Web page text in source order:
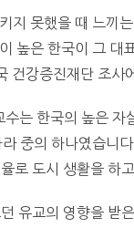
지 못했을 때 느끼
높은 한국이 그
건강증진재단 조
는 한국의 높은
중의 하나였습니
로 도시 생활을 하
유교의 영향을 받